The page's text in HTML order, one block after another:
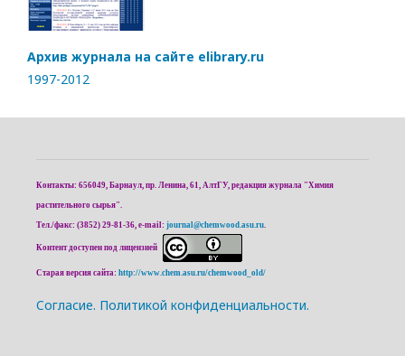
Архив журнала на сайте elibrary.ru
1997-2012
Контакты: 656049, Барнаул, пр. Ленина, 61, АлтГУ, редакция журнала "Химия
растительного сырья".
Тел./факс: (3852) 29-81-36, e-mail: journal@chemwood.asu.ru.
Контент доступен под лицензией
Старая версия сайта: http://www.chem.asu.ru/chemwood_old/
Cогласие. Политикой конфиденциальности.